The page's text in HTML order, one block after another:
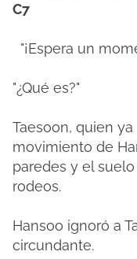
C7
"¡Espera un
"¿Qué es?"
Taesoon, quien
movimiento de
paredes y el
rodeos.
Hansoo ignoró a
circundante.